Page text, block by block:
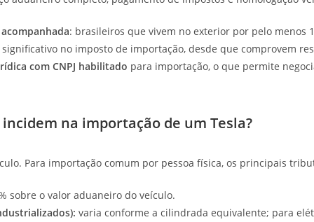
: brasileiros que vivem no exterior por pelo menos
no imposto de importação, desde que comprovem
com CNPJ habilitado para importação, o que permite
na importação de um Tesla?
Para importação comum por pessoa física, os principais
sobre o valor aduaneiro do veículo.
varia conforme a cilindrada equivalente; para